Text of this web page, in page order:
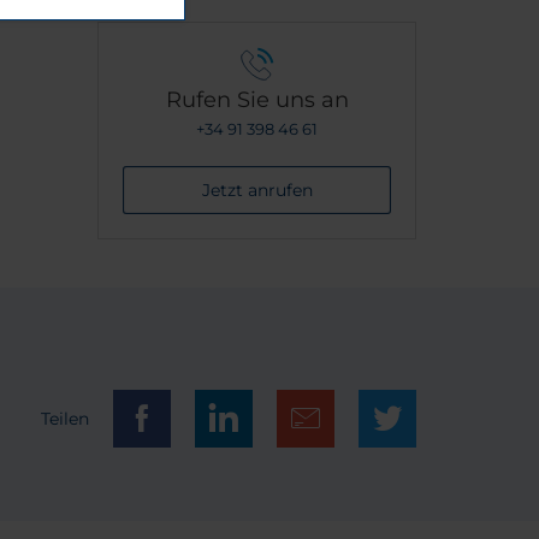
Rufen Sie uns an
+34 91 398 46 61
Jetzt anrufen
Teilen